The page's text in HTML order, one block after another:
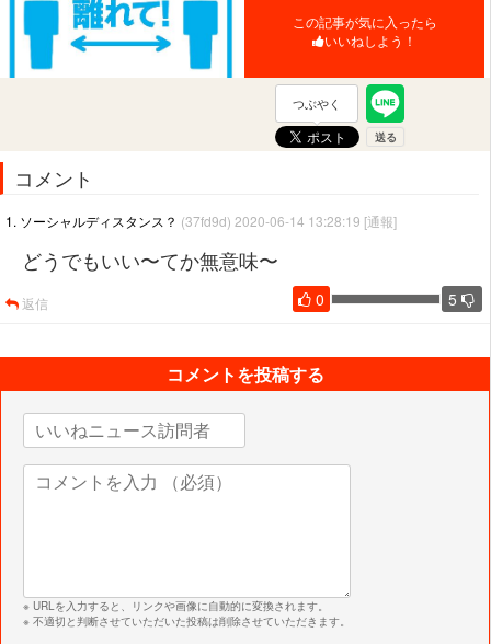
この記事が気に入ったら
いいねしよう！
つぶやく
コメント
1. ソーシャルディスタンス？ (37fd9d) 2020-06-14 13:28:19 [通報]
どうでもいい〜てか無意味〜
0 5
返信
コメントを投稿する
※ URLを入力すると、リンクや画像に自動的に変換されます。
※ 不適切と判断させていただいた投稿は削除させていただきます。